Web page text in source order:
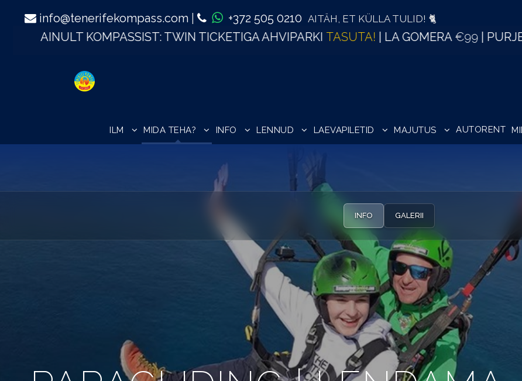
info@tenerifekompass.com +372 505 0210 AITÄH, ET KÜLLA TULID! 🐈
AHVIPARKITASUTA!| LA GOMERA€99| PURJETAMA€45 | VAALAVAATLUS al.€33
ILM MIDA TEHA? INFO LENNUD LAEVAPILETID MAJUTUS AUTORENT
INFO GALERII